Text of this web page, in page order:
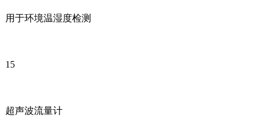
用于环境温湿度检测
15
超声波流量计